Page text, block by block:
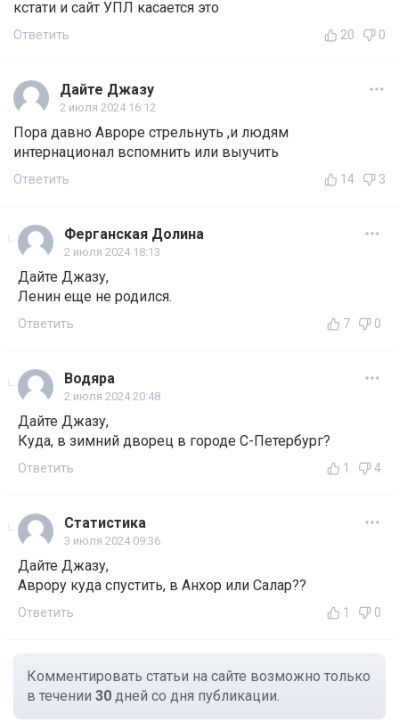
кстати и сайт УПЛ касается это
Ответить 20 0
Дайте Джазу
2 июля 2024 16:12
Пора давно Авроре стрельнуть ,и людям
интернационал вспомнить или выучить
Ответить 14 3
Ферганская Долина
2 июля 2024 18:13
Дайте Джазу,
Ленин еще не родился.
Ответить 7 0
Водяра
2 июля 2024 20:48
Дайте Джазу,
Куда, в зимний дворец в городе С-Петербург?
Ответить 1 4
Статистика
3 июля 2024 09:36
Дайте Джазу,
Аврору куда спустить, в Анхор или Салар??
Ответить 1 0
Комментировать статьи на сайте возможно только
в течении 30 дней со дня публикации.